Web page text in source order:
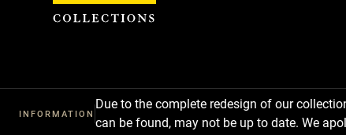
INFORMATION
Due to the complete redesign of our
can be found, may not be up to date. We
Cookies management panel